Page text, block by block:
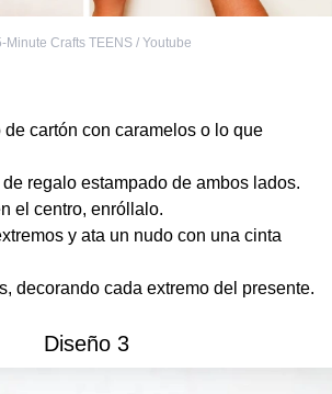
Minute Crafts TEENS / Youtube
de cartón con caramelos o lo que
regalo estampado de ambos lados.
el centro, enróllalo.
y ata un nudo con una cinta
decorando cada extremo del presente.
Diseño 3